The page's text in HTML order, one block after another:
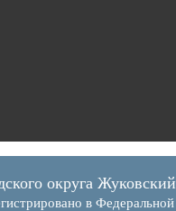
округа Жуковский
в Федеральной